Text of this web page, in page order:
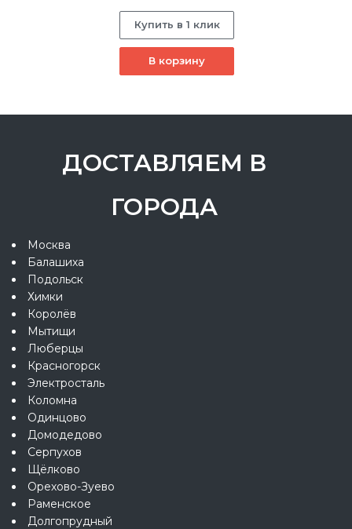
Купить в 1 клик
В корзину
ДОСТАВЛЯЕМ В
ГОРОДА
Москва
Балашиха
Подольск
Химки
Королёв
Мытищи
Люберцы
Красногорск
Электросталь
Коломна
Одинцово
Домодедово
Серпухов
Щёлково
Орехово-Зуево
Раменское
Долгопрудный